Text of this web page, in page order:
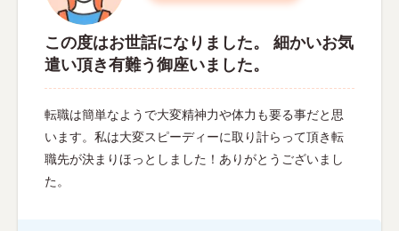
この度はお世話になりました。 細かいお気
遣い頂き有難う御座いました。
転職は簡単なようで大変精神力や体力も要る事だと思
います。私は大変スピーディーに取り計らって頂き転
職先が決まりほっとしました！ありがとうございまし
た。